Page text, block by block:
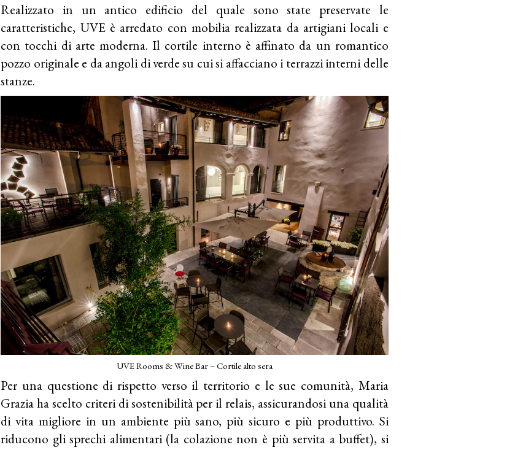
Realizzato in un antico edificio del quale sono state preservate le
caratteristiche, UVE è arredato con mobilia realizzata da artigiani locali e
con tocchi di arte moderna. Il cortile interno è affinato da un romantico
pozzo originale e da angoli di verde su cui si affacciano i terrazzi interni delle
stanze.
UVE Rooms & Wine Bar – Cortile alto sera
Per una questione di rispetto verso il territorio e le sue comunità, Maria
Grazia ha scelto criteri di sostenibilità per il relais, assicurandosi una qualità
di vita migliore in un ambiente più sano, più sicuro e più produttivo. Si
riducono gli sprechi alimentari (la colazione non è più servita a buffet), si